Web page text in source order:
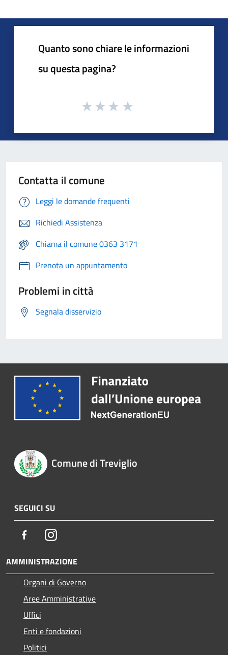
Quanto sono chiare le informazioni
su questa pagina?
Contatta il comune
Leggi le domande frequenti
Richiedi Assistenza
Chiama il comune 0363 3171
Prenota un appuntamento
Problemi in città
Segnala disservizio
Comune di Treviglio
SEGUICI SU
FacebookInstagram
AMMINISTRAZIONE
Organi di Governo
Aree Amministrative
Uffici
Enti e fondazioni
Politici